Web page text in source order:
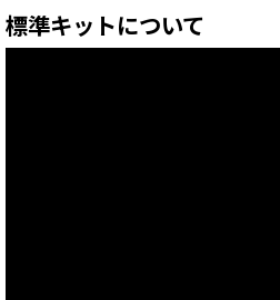
標準キットについて